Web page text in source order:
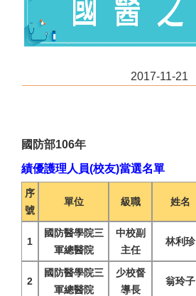
2017-11-21
國防部106年
績優護理人員(校友)當選名單
序
號
單位 級職 姓名
1
國防醫學院三
軍總醫院
中校副
主任
林利珍
2
國防醫學院三
軍總醫院
少校督
導長
翁玲子